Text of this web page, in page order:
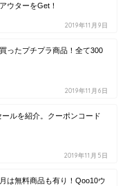
ウターをGet！
2019年11月9日
ったプチプラ商品！全て300
2019年11月6日
ルを紹介。クーポンコード
2019年11月5日
は無料商品も有り！Qoo10ウ